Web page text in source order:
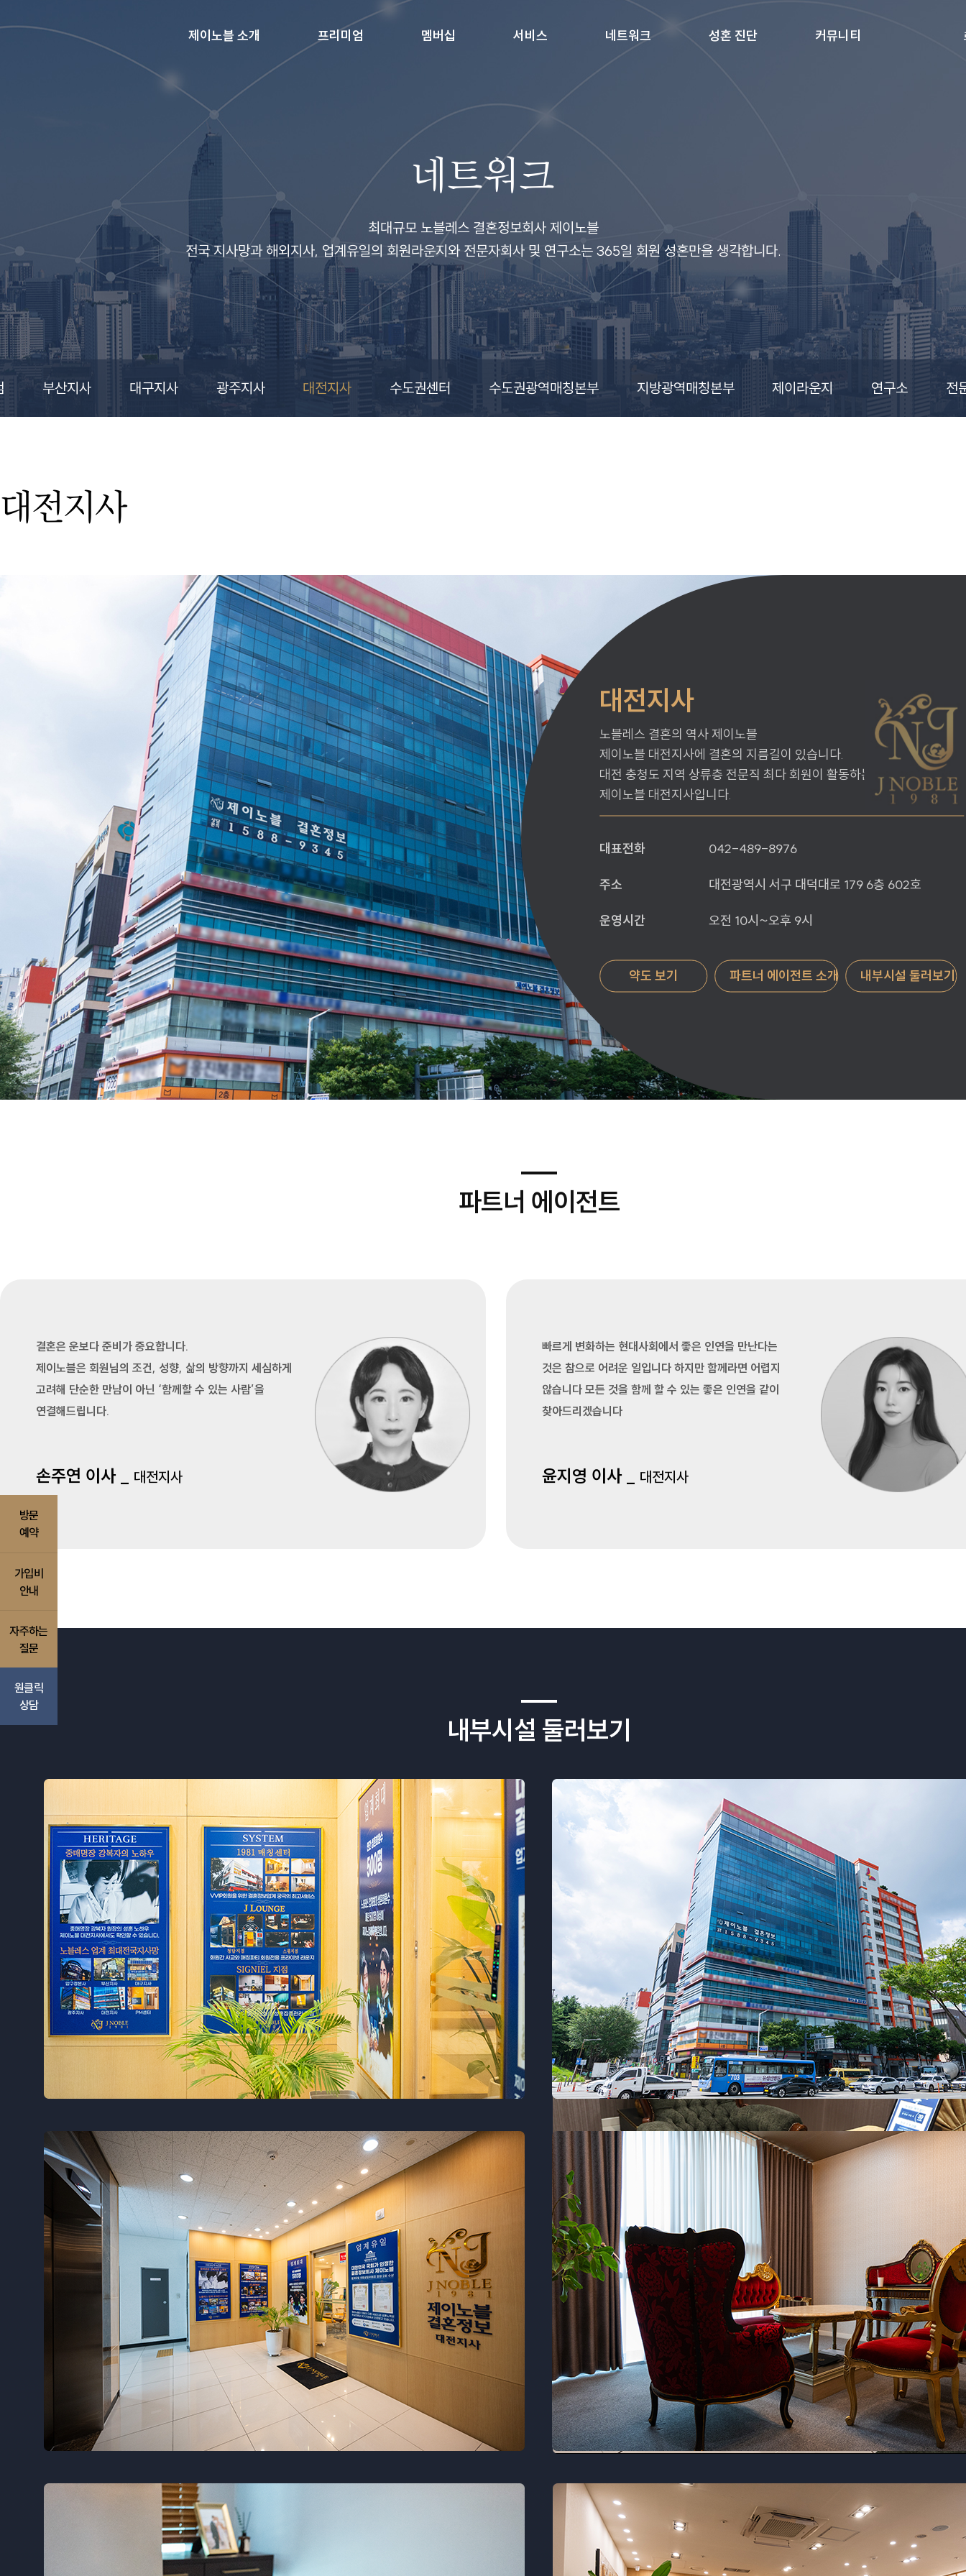
제이노블 소개 프리미엄 멤버십 서비스 네트워크 성혼 진단 커뮤니티
네트워크
최대규모 노블레스 결혼정보회사 제이노블
전국 지사망과 해외지사, 업계유일의 회원라운지와 전문자회사 및 연구소는 365일 회원 성혼만을 생각합니다.
부산지사 대구지사 광주지사 대전지사 수도권센터 수도권광역매칭본부 지방광역매칭본부 제이라운지 연구소 전
대전지사
대전지사
노블레스 결혼의 역사 제이노블
제이노블 대전지사에 결혼의 지름길이 있습니다.
대전 충청도 지역 상류층 전문직 최다 회원이 활동하는 회사는
제이노블 대전지사입니다.
대표전화 042-489-8976
주소 대전광역시 서구 대덕대로 179 6층 602호
운영시간 오전 10시~오후 9시
약도 보기 파트너 에이전트 소개 내부시설 둘러보기
파트너 에이전트
결혼은 운보다 준비가 중요합니다.
제이노블은 회원님의 조건, 성향, 삶의 방향까지 세심하게
고려해 단순한 만남이 아닌 ‘함께할 수 있는 사람’을
연결해드립니다.
손주연 이사 _ 대전지사
빠르게 변화하는 현대사회에서 좋은 인연을 만난다는
것은 참으로 어려운 일입니다 하지만 함께라면 어렵지
않습니다 모든 것을 함께 할 수 있는 좋은 인연을 같이
찾아드리겠습니다
윤지영 이사 _ 대전지사
내부시설 둘러보기
방문
예약
가입비
안내
자주하는
질문
원클릭
상담